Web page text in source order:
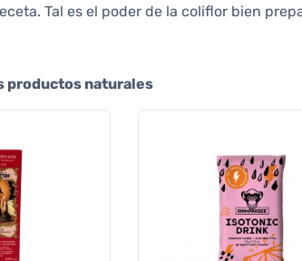
Tal es el poder de la coliflor bien
productos naturales